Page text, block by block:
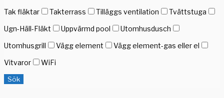
Tak fläktar
Takterrass Tilläggs ventilation
Tvättstuga
Ugn-Häll-Fläkt
Uppvärmd pool
Utomhusdusch
Utomhusgrill
Vägg element
Vägg element-gas eller el
Vitvaror
WiFi
Sök